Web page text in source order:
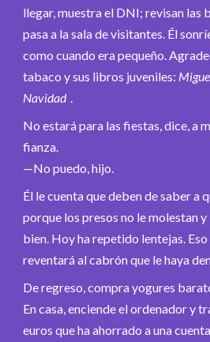
llegar, muestra el DNI; revisan las
pasa a la sala de visitantes. Él
como cuando era pequeño.
tabaco y sus libros juveniles:
Navidad .
No estará para las fiestas, dice, a
fianza.
—No puedo, hijo.
Él le cuenta que deben de saber a
porque los presos no le molestan
bien. Hoy ha repetido lentejas. Eso
reventará al cabrón que le haya
De regreso, compra yogures
En casa, enciende el ordenador y
euros que ha ahorrado a una